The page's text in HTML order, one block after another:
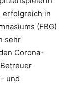
erfolgreich in
(FBG)
sehr
Corona-
und